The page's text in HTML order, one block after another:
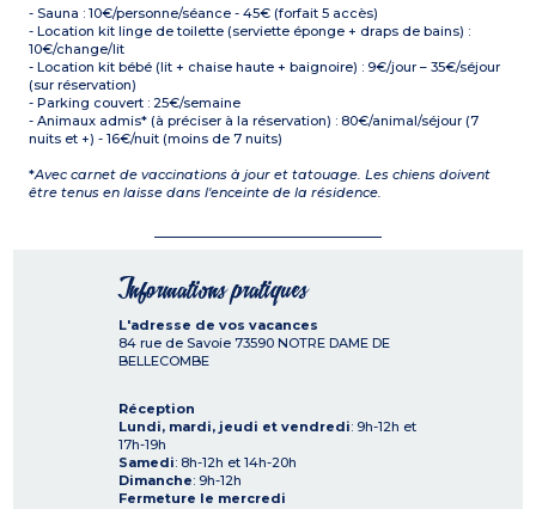
- Sauna : 10€/personne/séance - 45€ (forfait 5 accès)
- Location kit linge de toilette (serviette éponge + draps de bains) :
10€/change/lit
- Location kit bébé (lit + chaise haute + baignoire) : 9€/jour – 35€/séjour
(sur réservation)
- Parking couvert : 25€/semaine
- Animaux admis* (à préciser à la réservation) : 80€/animal/séjour (7
nuits et +) - 16€/nuit (moins de 7 nuits)
*Avec carnet de vaccinations à jour et tatouage. Les chiens doivent
être tenus en laisse dans l'enceinte de la résidence.
Informations pratiques
L'adresse de vos vacances
84 rue de Savoie 73590 NOTRE DAME DE
BELLECOMBE
Réception
Lundi, mardi, jeudi et vendredi: 9h-12h et
17h-19h
Samedi: 8h-12h et 14h-20h
Dimanche: 9h-12h
Fermeture le mercredi